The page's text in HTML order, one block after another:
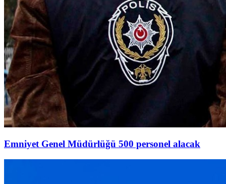
Emniyet Genel Müdürlüğü 500 personel alacak